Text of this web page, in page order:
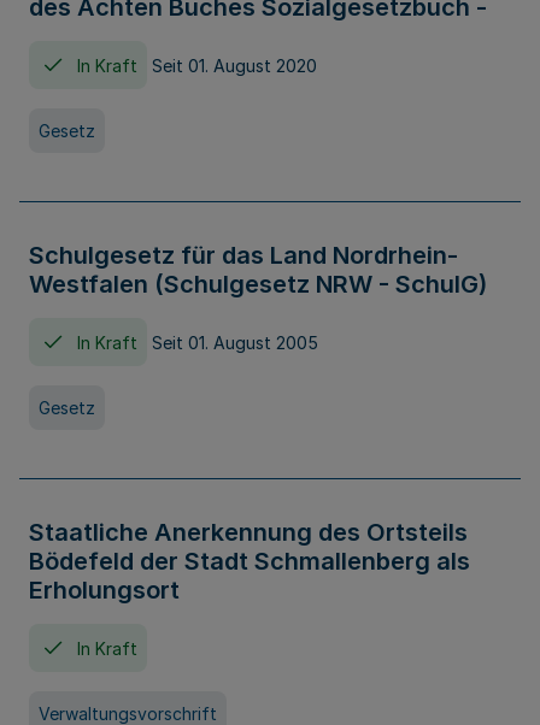
des Achten Buches Sozialgesetzbuch -
In Kraft Seit 01. August 2020
Gesetz
Schulgesetz für das Land Nordrhein-
Westfalen (Schulgesetz NRW - SchulG)
In Kraft Seit 01. August 2005
Gesetz
Staatliche Anerkennung des Ortsteils
Bödefeld der Stadt Schmallenberg als
Erholungsort
In Kraft
Verwaltungsvorschrift